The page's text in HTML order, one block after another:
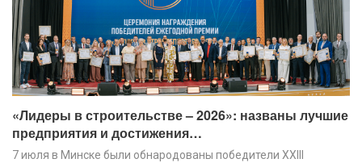
«Лидеры в строительстве – 2026»: названы лучшие
предприятия и достижения…
7 июля в Минске были обнародованы победители XХIII